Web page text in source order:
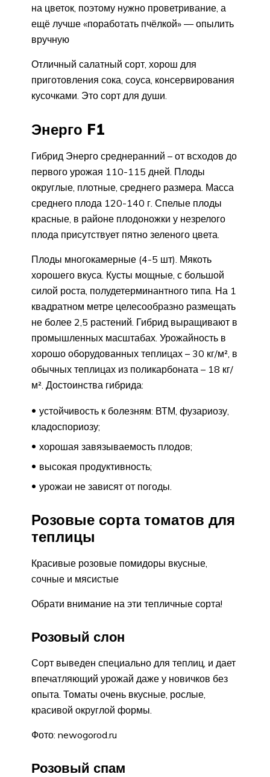
на цветок, поэтому нужно проветривание, а
ещё лучше «поработать пчёлкой» — опылить
вручную
Отличный салатный сорт, хорош для
приготовления сока, соуса, консервирования
кусочками. Это сорт для души.
Энерго F1
Гибрид Энерго среднеранний – от всходов до
первого урожая 110-115 дней. Плоды
округлые, плотные, среднего размера. Масса
среднего плода 120-140 г. Спелые плоды
красные, в районе плодоножки у незрелого
плода присутствует пятно зеленого цвета.
Плоды многокамерные (4-5 шт). Мякоть
хорошего вкуса. Кусты мощные, с большой
силой роста, полудетерминантного типа. На 1
квадратном метре целесообразно размещать
не более 2,5 растений. Гибрид выращивают в
промышленных масштабах. Урожайность в
хорошо оборудованных теплицах – 30 кг/м², в
обычных теплицах из поликарбоната – 18 кг/
м². Достоинства гибрида:
устойчивость к болезням: ВТМ, фузариозу,
кладоспориозу;
хорошая завязываемость плодов;
высокая продуктивность;
урожаи не зависят от погоды.
Розовые сорта томатов для
теплицы
Красивые розовые помидоры вкусные,
сочные и мясистые
Обрати внимание на эти тепличные сорта!
Розовый слон
Сорт выведен специально для теплиц, и дает
впечатляющий урожай даже у новичков без
опыта. Томаты очень вкусные, рослые,
красивой округлой формы.
Фото: newogorod.ru
Розовый спам